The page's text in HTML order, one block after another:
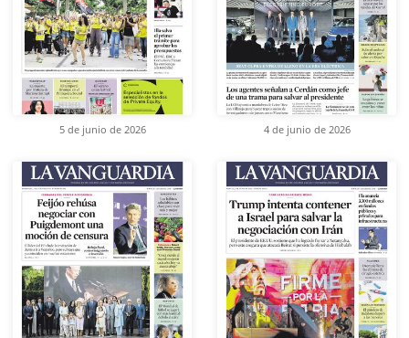
5 de junio de 2026 4 de junio de 2026